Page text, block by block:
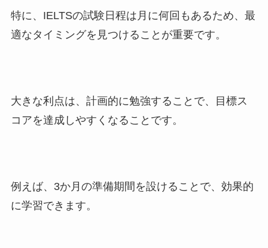
特に、IELTSの試験日程は月に何回もあるため、最
適なタイミングを見つけることが重要です。
大きな利点は、計画的に勉強することで、目標ス
コアを達成しやすくなることです。
例えば、3か月の準備期間を設けることで、効果的
に学習できます。